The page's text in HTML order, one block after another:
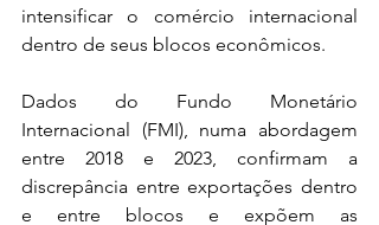
intensificar o comércio internacional
dentro de seus blocos econômicos.
Dados do Fundo Monetário
Internacional (FMI), numa abordagem
entre 2018 e 2023, confirmam a
discrepância entre exportações dentro
e entre blocos e expõem as